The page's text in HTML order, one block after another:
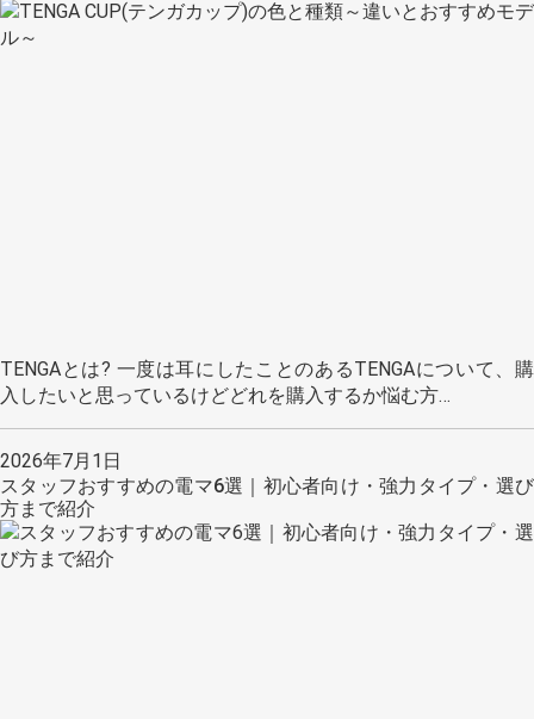
TENGAとは? 一度は耳にしたことのあるTENGAについて、購
入したいと思っているけどどれを購入するか悩む方…
2026年7月1日
スタッフおすすめの電マ6選｜初心者向け・強力タイプ・選び
方まで紹介